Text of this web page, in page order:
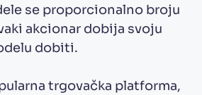
se proporcionalno broju
akcionar dobija svoju
dobiti.
trgovačka platforma,